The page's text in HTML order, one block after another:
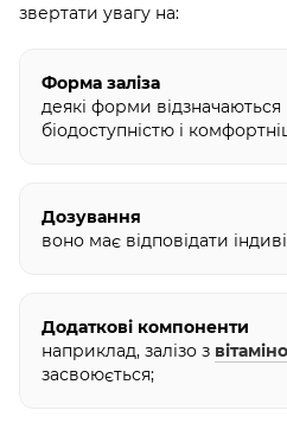
звертати увагу на:
Форма заліза
деякі форми
біодоступністю і
Дозування
воно має відповідати
Додаткові компоненти
наприклад, залізо з
засвоюється;